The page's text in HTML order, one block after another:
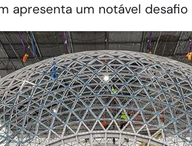
apresenta um notável desafio